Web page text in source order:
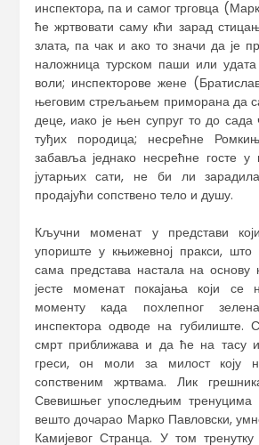
инспектора, па и самог трговца
ће жртвовати саму кћи зарад
злата, па чак и ако то значи да је
наложница турском паши или
воли; инспекторове жене
његовим стрељањем приморана да
деце, иако је њен супруг то до
туђих породица; несрећне
забавља једнако несрећне госте
јутарњих сати, не би ли
продајући сопствено тело и душу.
Кључни моменат у представи
упориште у књижевној пракси, што
сама представа настала на основу
јесте моменат покајања који се
моменту када похлепног
инспектора одводе на губилиште.
смрт приближава и да ће на тасу
греси, он моли за милост коју
сопственим жртвама. Лик
Свевишњег упоследњим тренуцима
вешто дочарао Марко Павловски,
Камијевог Странца. У том